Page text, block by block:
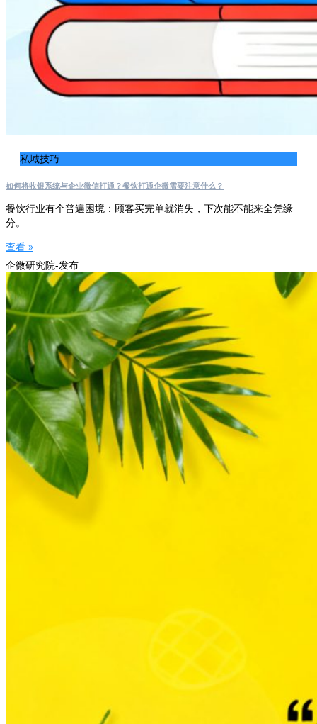
私域技巧
如何将收银系统与企业微信打通？餐饮打通企微需要注意什么？
餐饮行业有个普遍困境：顾客买完单就消失，下次能不能来全凭缘
分。
查看 »
企微研究院-发布